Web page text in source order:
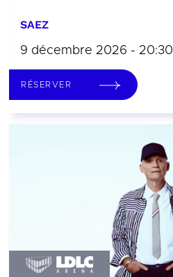
SAEZ
9 décembre 2026 - 20:30
RÉSERVER